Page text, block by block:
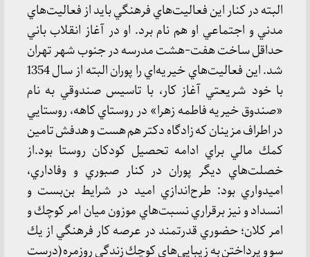
البته در كنار اين فعاليت‌هاي فرهنگي بايد از فعاليت‌هاي
مدني و اجتماعي او هم نام برد. او در آغاز انقلاب باني
حداقل ساخت هفت-هشت مدرسه در جنوب شهر تهران
شد. اين فعاليت‌هاي خيريه‌اي را پوران البته از سال 1354
با خود شريعتي آغاز كار، با تاسيس صندوقي به نام
«صندوق خيريه فاطمه زهرا» در روستاي كاهه، روستايي
در اطراف مزينان كه زادگاه دكتر هم هست و هدفش تامين
كمك مالي براي ادامه تحصيل كودكان روستا بود.از
خصلت‌هاي ديگر پوران در كنار صبوري و وفاداري،
اميدواري بود: طرح‌اندازي اميد در شرايط بن‌بست و
انسداد و نيز برقراري نسبت‌هاي موزون ميان امر كوچك و
امر كلان؛ حضوري قدرتمند در عرصه كار فرهنگي از يك
سو و پرداختن به زيبايي‌هاي كوچك زندگي روزمره (درست